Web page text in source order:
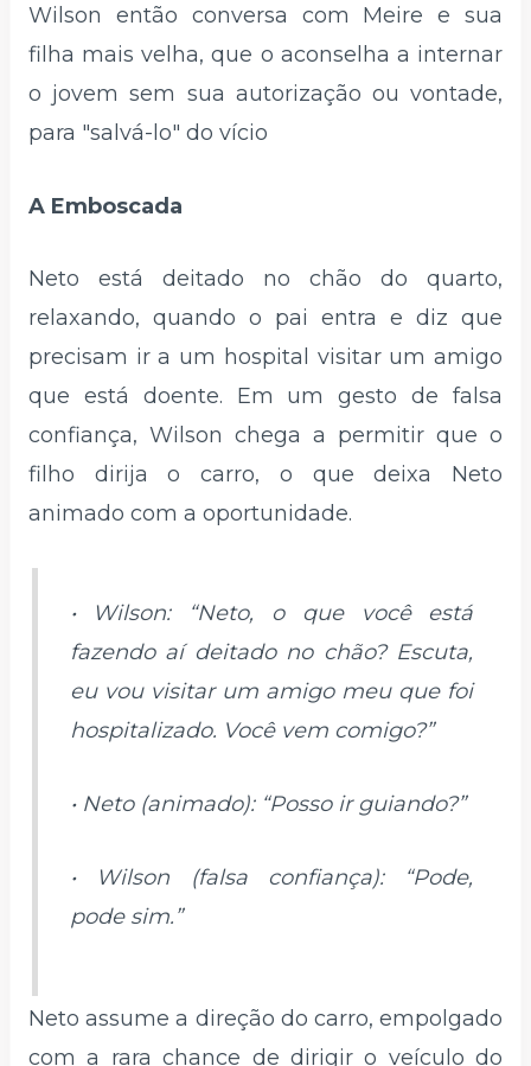
Wilson então conversa com Meire e sua
filha mais velha, que o aconselha a internar
o jovem sem sua autorização ou vontade,
para "salvá-lo" do vício
A Emboscada
Neto está deitado no chão do quarto,
relaxando, quando o pai entra e diz que
precisam ir a um hospital visitar um amigo
que está doente. Em um gesto de falsa
confiança, Wilson chega a permitir que o
filho dirija o carro, o que deixa Neto
animado com a oportunidade.
• Wilson: “Neto, o que você está
fazendo aí deitado no chão? Escuta,
eu vou visitar um amigo meu que foi
hospitalizado. Você vem comigo?”
• Neto (animado): “Posso ir guiando?”
• Wilson (falsa confiança): “Pode,
pode sim.”
Neto assume a direção do carro, empolgado
com a rara chance de dirigir o veículo do